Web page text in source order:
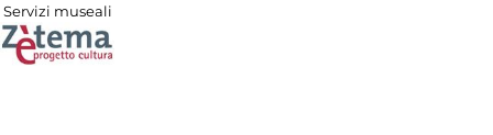
Servizi museali